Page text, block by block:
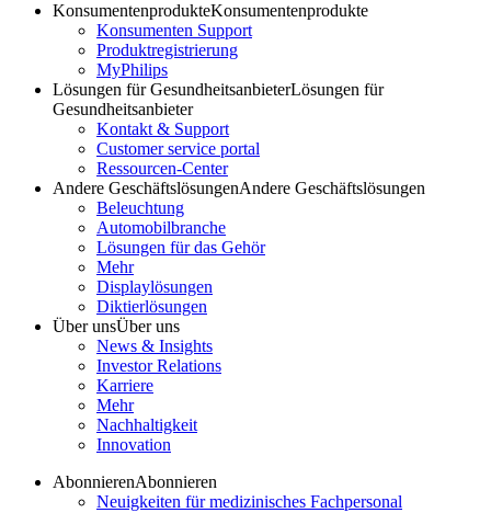
KonsumentenprodukteKonsumentenprodukte
Konsumenten Support
Produktregistrierung
MyPhilips
Lösungen für GesundheitsanbieterLösungen für
Gesundheitsanbieter
Kontakt & Support
Customer service portal
Ressourcen-Center
Andere GeschäftslösungenAndere Geschäftslösungen
Beleuchtung
Automobilbranche
Lösungen für das Gehör
Mehr
Displaylösungen
Diktierlösungen
Über unsÜber uns
News & Insights
Investor Relations
Karriere
Mehr
Nachhaltigkeit
Innovation
AbonnierenAbonnieren
Neuigkeiten für medizinisches Fachpersonal